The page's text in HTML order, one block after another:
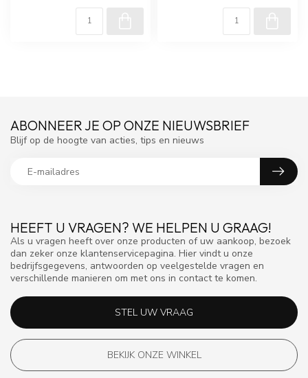
HEEFT U VRAGEN? WE HELPEN U GRAAG!
Als u vragen heeft over onze producten of uw aankoop, bezoek
dan zeker onze klantenservicepagina. Hier vindt u onze
bedrijfsgegevens, antwoorden op veelgestelde vragen en
verschillende manieren om met ons in contact te komen.
STEL UW VRAAG
BEKIJK ONZE WINKEL
ABONNEER JE OP ONZE NIEUWSBRIEF
Blijf op de hoogte van acties, tips en nieuws